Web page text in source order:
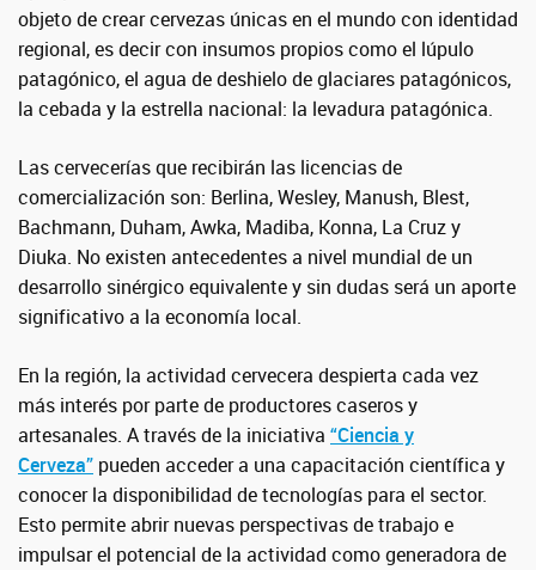
objeto de crear cervezas únicas en el mundo con identidad
regional, es decir con insumos propios como el lúpulo
patagónico, el agua de deshielo de glaciares patagónicos,
la cebada y la estrella nacional: la levadura patagónica.
Las cervecerías que recibirán las licencias de
comercialización son: Berlina, Wesley, Manush, Blest,
Bachmann, Duham, Awka, Madiba, Konna, La Cruz y
Diuka. No existen antecedentes a nivel mundial de un
desarrollo sinérgico equivalente y sin dudas será un aporte
significativo a la economía local.
En la región, la actividad cervecera despierta cada vez
más interés por parte de productores caseros y
artesanales. A través de la iniciativa “Ciencia y
Cerveza” pueden acceder a una capacitación científica y
conocer la disponibilidad de tecnologías para el sector.
Esto permite abrir nuevas perspectivas de trabajo e
impulsar el potencial de la actividad como generadora de